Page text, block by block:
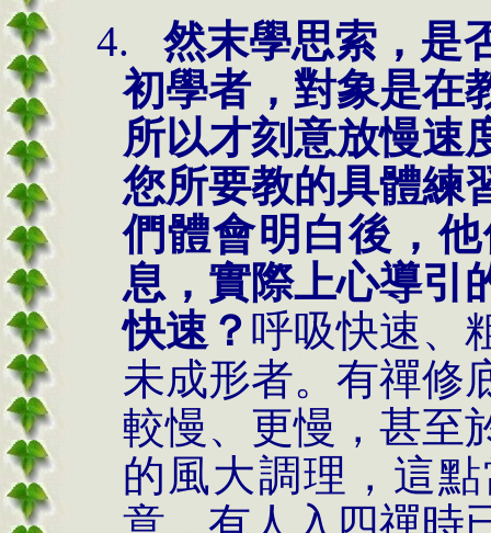
4.
然末學思索，是
初學者，對象是在
所以才刻意放慢速
您所要教的具體練
們體會明白後，
息，實際上心導引
快速？ 呼吸快速、
未成形者。有禪修
較慢、更慢，甚至
的風大調理，這